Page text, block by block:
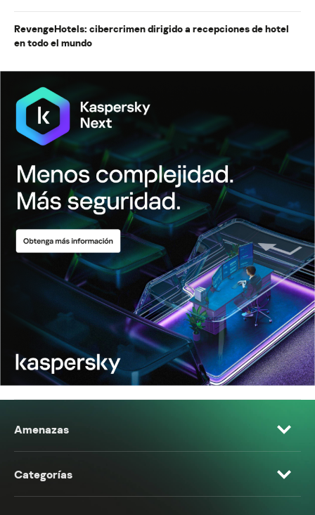
RevengeHotels: cibercrimen dirigido a recepciones de hotel
en todo el mundo
Amenazas
Categorías